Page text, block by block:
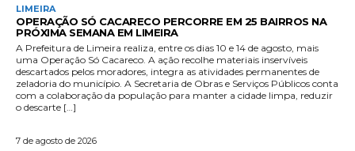
LIMEIRA
OPERAÇÃO SÓ CACARECO PERCORRE EM 25 BAIRROS NA
PRÓXIMA SEMANA EM LIMEIRA
A Prefeitura de Limeira realiza, entre os dias 10 e 14 de agosto, mais
uma Operação Só Cacareco. A ação recolhe materiais inservíveis
descartados pelos moradores, integra as atividades permanentes de
zeladoria do município. A Secretaria de Obras e Serviços Públicos conta
com a colaboração da população para manter a cidade limpa, reduzir
o descarte […]
7 de agosto de 2026